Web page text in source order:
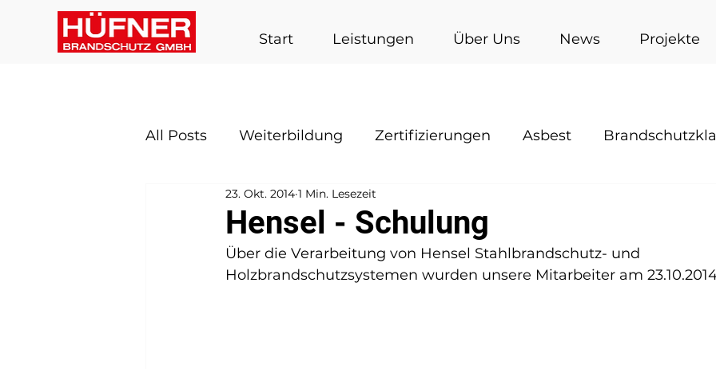
Start Leistungen Über Uns News Projekte
All Posts Weiterbildung Zertifizierungen Asbest
Hensel - Schulung
23. Okt. 2014 1 Min. Lesezeit
Über die Verarbeitung von Hensel Stahlbrandschutz- und
Holzbrandschutzsystemen wurden unsere Mitarbeiter am